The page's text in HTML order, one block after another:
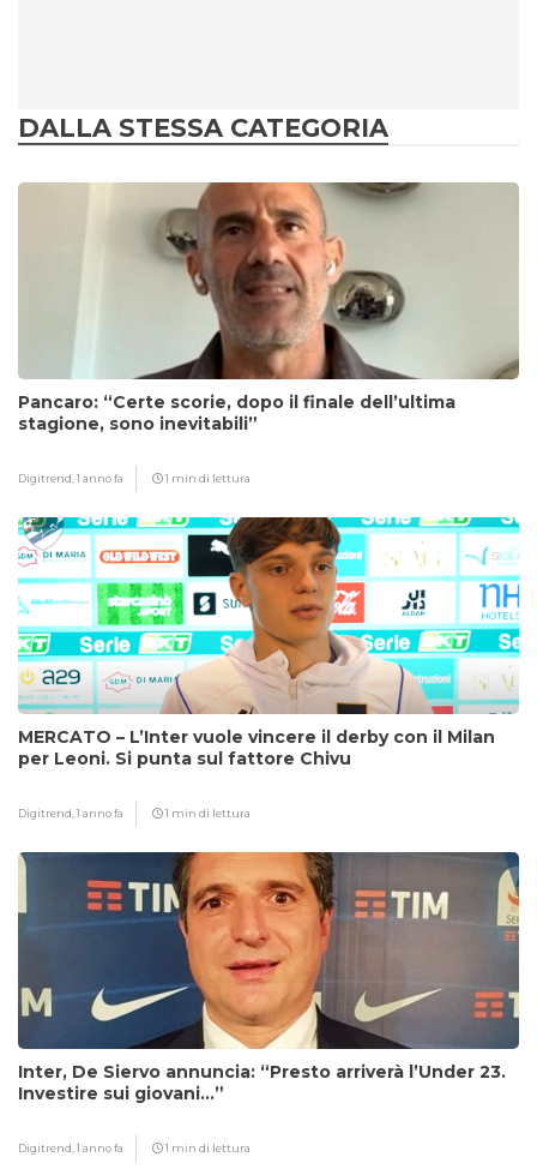
DALLA STESSA CATEGORIA
Pancaro: “Certe scorie, dopo il finale dell’ultima
stagione, sono inevitabili”
Digitrend,1 anno fa 1 min di lettura
MERCATO – L’Inter vuole vincere il derby con il Milan
per Leoni. Si punta sul fattore Chivu
Digitrend,1 anno fa 1 min di lettura
Inter, De Siervo annuncia: “Presto arriverà l’Under 23.
Investire sui giovani…”
Digitrend,1 anno fa 1 min di lettura